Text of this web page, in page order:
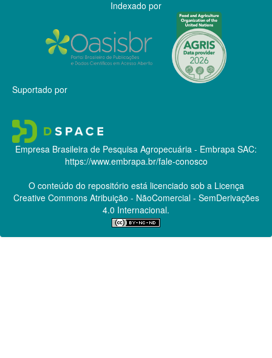
Indexado por
Suportado por
Empresa Brasileira de Pesquisa Agropecuária - Embrapa SAC:
https://www.embrapa.br/fale-conosco
O conteúdo do repositório está licenciado sob a Licença
Creative CommonsAtribuição - NãoComercial - SemDerivações
4.0 Internacional.